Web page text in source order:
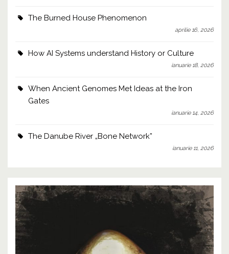
The Burned House Phenomenon
aprilie 16, 2026
How AI Systems understand History or Culture
ianuarie 18, 2026
When Ancient Genomes Met Ideas at the Iron
Gates
ianuarie 14, 2026
The Danube River „Bone Network”
ianuarie 11, 2026